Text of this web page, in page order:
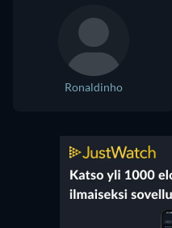
Ronaldinho